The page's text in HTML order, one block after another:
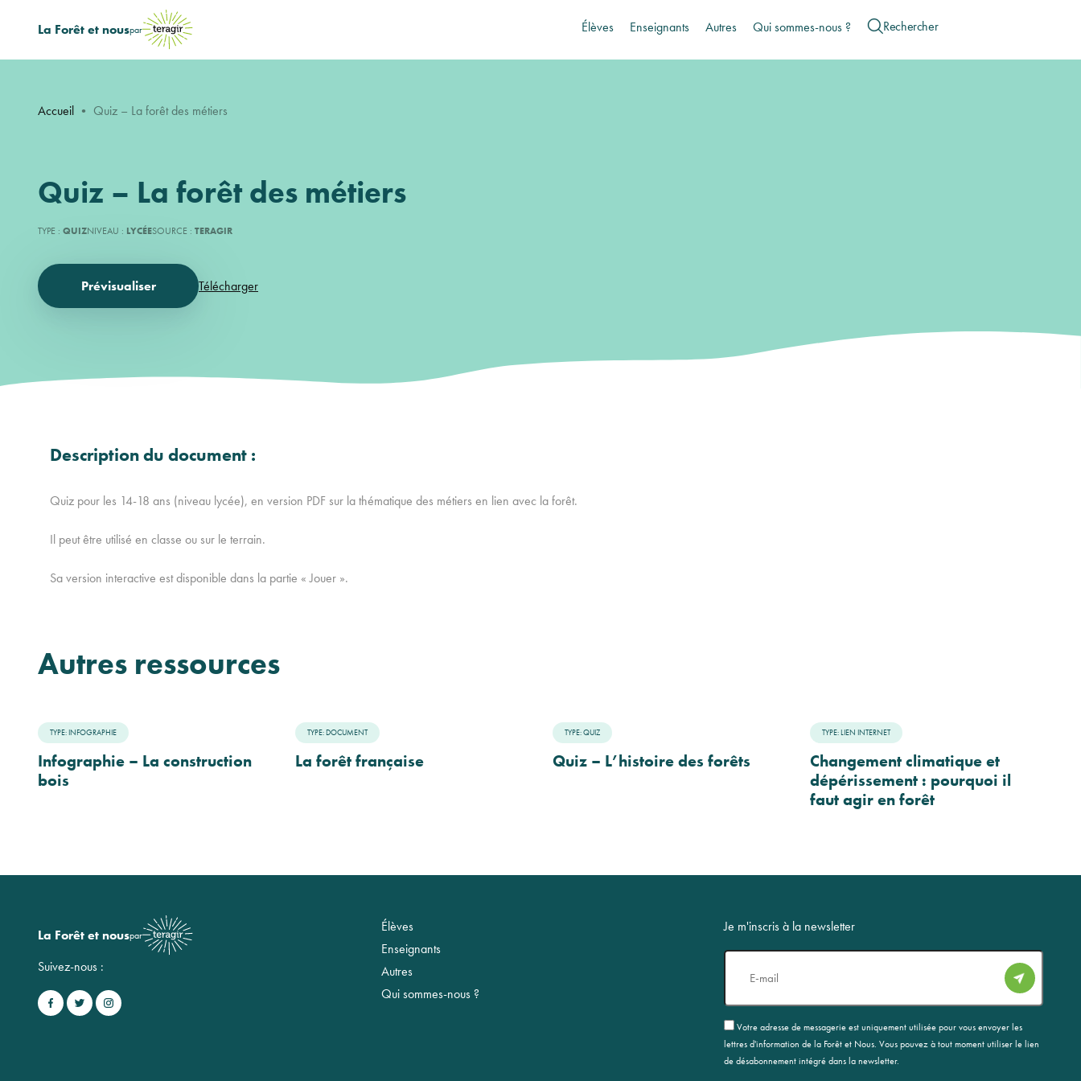
La Forêt et nouspar Élèves Enseignants Autres Qui sommes-nous ?
Accueil • Quiz – La forêt des métiers
Quiz – La forêt des métiers
TYPE : QUIZNIVEAU : LYCÉESOURCE : TERAGIR
Prévisualiser Télécharger
Description du document :
Quiz pour les 14-18 ans (niveau lycée), en version PDF sur la thématique des métiers en lien avec la forêt.
Il peut être utilisé en classe ou sur le terrain.
Sa version interactive est disponible dans la partie « Jouer ».
Autres ressources
TYPE: INFOGRAPHIE
Infographie – La construction
bois
TYPE: DOCUMENT
La forêt française
TYPE: QUIZ
Quiz – L’histoire des forêts
TYPE: LIEN INTERNET
Changement climatique et
dépérissement : pourquoi il
faut agir en forêt
La Forêt et nouspar
Suivez-nous :
Élèves
Enseignants
Autres
Qui sommes-nous ?
Je m'inscris à la newsletter
RGPD
Votre adresse de messagerie est uniquement utilisée pour vous envoyer les
lettres d'information de la Forêt et Nous. Vous pouvez à tout moment utiliser le lien
de désabonnement intégré dans la newsletter.